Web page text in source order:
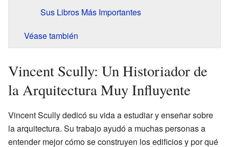
Sus Libros Más Importantes
Véase también
Vincent Scully: Un Historiador de
la Arquitectura Muy Influyente
Vincent Scully dedicó su vida a estudiar y enseñar sobre
la arquitectura. Su trabajo ayudó a muchas personas a
entender mejor cómo se construyen los edificios y por qué